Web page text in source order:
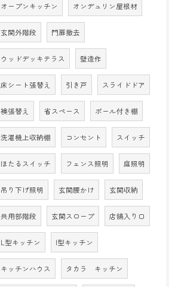
オープンキッチン オンデュリン屋根材
玄関外階段 門扉撤去
ウッドデッキテラス 壁造作
床シート張替え 引き戸 スライドドア
襖張替え 省スペース ポール付き棚
洗濯機上収納棚 コンセント スイッチ
ほたるスイッチ フェンス照明 庭照明
吊り下げ照明 玄関腰かけ 玄関収納
共用部階段 玄関スロープ 店舗入り口
L型キッチン I型キッチン
キッチンハウス タカラ キッチン